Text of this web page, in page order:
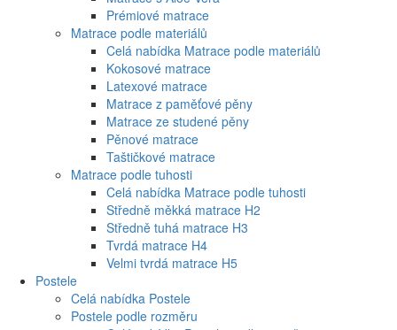
Matrace podle rozměru
Celá nabídka Matrace podle rozměru